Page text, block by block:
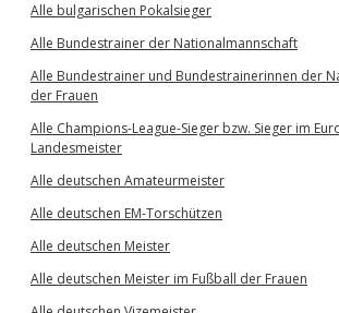
Alle bulgarischen Pokalsieger
Alle Bundestrainer der Nationalmannschaft
Alle Bundestrainer und Bundestrainerinnen der
der Frauen
Alle Champions-League-Sieger bzw. Sieger im
Landesmeister
Alle deutschen Amateurmeister
Alle deutschen EM-Torschützen
Alle deutschen Meister
Alle deutschen Meister im Fußball der Frauen